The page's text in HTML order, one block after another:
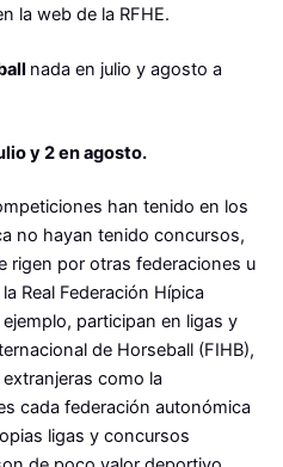
la web de la RFHE.
nada en julio y agosto a
y 2 en agosto.
han tenido en los
no hayan tenido concursos,
rigen por otras federaciones u
Real Federación Hípica
participan en ligas y
de Horseball (FIHB),
como la
cada federación autonómica
ligas y concursos